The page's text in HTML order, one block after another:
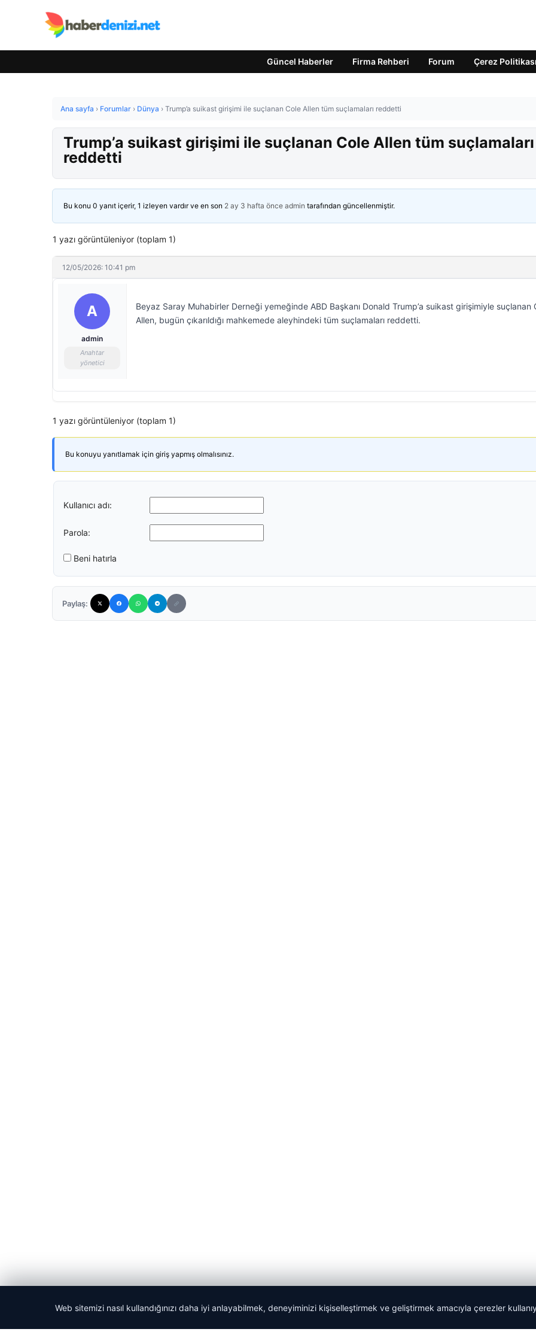
Güncel Haberler Firma Rehberi Forum Çerez Politikası
Ana sayfa › Forumlar › Dünya › Trump’a suikast girişimi ile suçlanan Cole Allen tüm suçlamaları reddetti
Trump’a suikast girişimi ile suçlanan Cole Allen tüm suçlamaları
reddetti
Bu konu 0 yanıt içerir, 1 izleyen vardır ve en son 2 ay 3 hafta önce admin tarafından güncellenmiştir.
1 yazı görüntüleniyor (toplam 1)
12/05/2026: 10:41 pm
A
admin
Anahtar
yönetici
Beyaz Saray Muhabirler Derneği yemeğinde ABD Başkanı Donald Trump’a suikast girişimiyle suçlanan
Allen, bugün çıkarıldığı mahkemede aleyhindeki tüm suçlamaları reddetti.
1 yazı görüntüleniyor (toplam 1)
Bu konuyu yanıtlamak için giriş yapmış olmalısınız.
Kullanıcı adı:
Parola:
Beni hatırla
Paylaş:
Web sitemizi nasıl kullandığınızı daha iyi anlayabilmek, deneyiminizi kişiselleştirmek ve geliştirmek amacıyla çerezler